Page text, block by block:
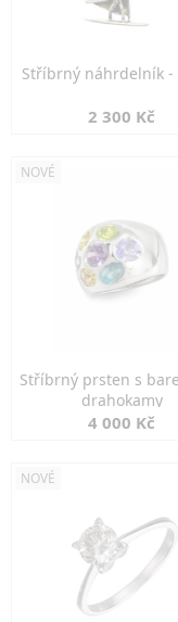
Stříbrný náhrdelník
2 300 Kč
NOVÉ
Stříbrný prsten s
drahokamy
4 000 Kč
NOVÉ